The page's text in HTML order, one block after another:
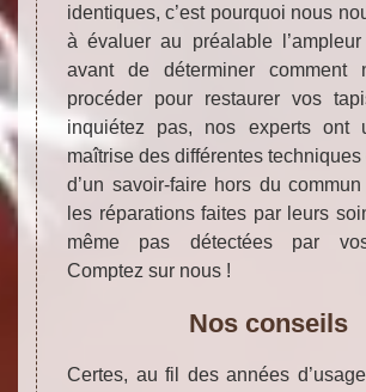
identiques, c’est pourquoi nous
à évaluer au préalable
avant de déterminer comment
procéder pour restaurer vos
inquiétez pas, nos experts ont
maîtrise des différentes
d’un savoir-faire hors du
les réparations faites par leurs
même pas détectées par
Comptez sur nous !
Nos conseils
Certes, au fil des années